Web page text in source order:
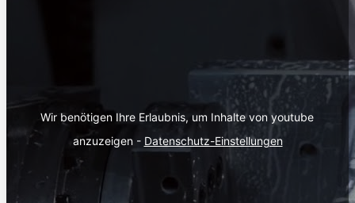
Wir benötigen Ihre Erlaubnis, um Inhalte von youtube
anzuzeigen - Datenschutz-Einstellungen